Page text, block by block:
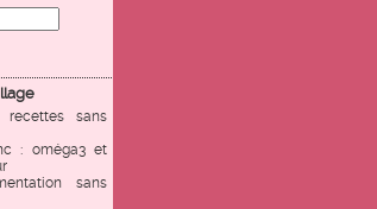
recettes sans
: oméga3 et
sans